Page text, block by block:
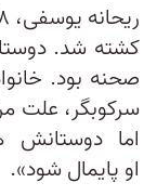
کشته شد.
صحنه بود.
سرکوبگر، علت
اما
او پایمال شود».